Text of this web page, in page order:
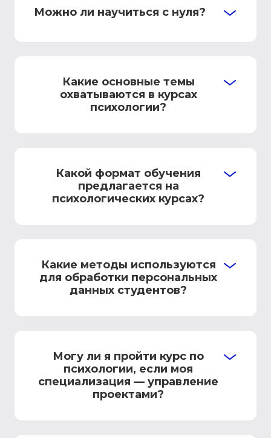
Можно ли научиться с нуля?
Какие основные темы
охватываются в курсах
психологии?
Какой формат обучения
предлагается на
психологических курсах?
Какие методы используются
для обработки персональных
данных студентов?
Могу ли я пройти курс по
психологии, если моя
специализация — управление
проектами?